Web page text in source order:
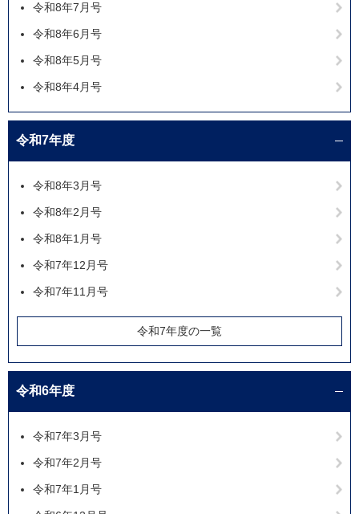
令和8年7月号
令和8年6月号
令和8年5月号
令和8年4月号
令和7年度
令和8年3月号
令和8年2月号
令和8年1月号
令和7年12月号
令和7年11月号
令和7年度の一覧
令和6年度
令和7年3月号
令和7年2月号
令和7年1月号